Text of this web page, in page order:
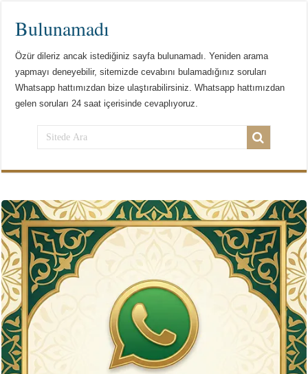
Bulunamadı
Özür dileriz ancak istediğiniz sayfa bulunamadı. Yeniden arama
yapmayı deneyebilir, sitemizde cevabını bulamadığınız soruları
Whatsapp hattımızdan bize ulaştırabilirsiniz. Whatsapp hattımızdan
gelen soruları 24 saat içerisinde cevaplıyoruz.